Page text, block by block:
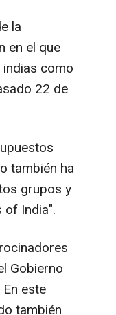
la
en el que
como
22 de
también ha
grupos y
of India".
Gobierno
este
también